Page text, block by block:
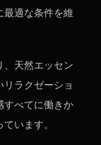
最適な条件を維
、天然エッセン
ラクゼーショ
すべてに働きか
います。